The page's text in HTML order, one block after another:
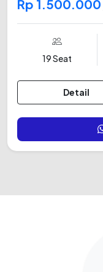
Rp 1.500.000
19 Seat
Detail